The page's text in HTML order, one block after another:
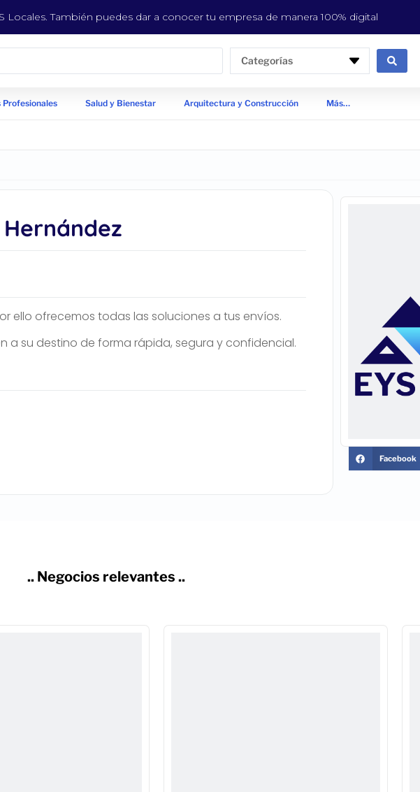
Locales. También puedes dar a conocer tu empresa de manera 100% digital
Categorías
Profesionales Salud y Bienestar Arquitectura y Construcción Más…
ello ofrecemos todas las soluciones a tus envíos.
a su destino de forma rápida, segura y confidencial.
Facebook
.. Negocios relevantes ..